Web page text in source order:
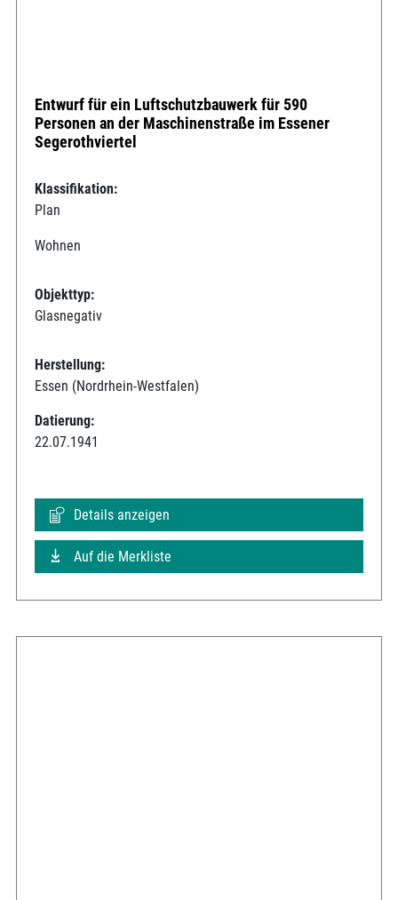
Entwurf für ein Luftschutzbauwerk für 590
Personen an der Maschinenstraße im Essener
Segerothviertel
Klassifikation:
Plan
Wohnen
Objekttyp:
Glasnegativ
Herstellung:
Essen (Nordrhein-Westfalen)
Datierung:
22.07.1941
Details anzeigen
Auf die Merkliste